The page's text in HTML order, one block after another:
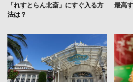
「れすとらん北斎」にすぐ入る方
法は？
最高